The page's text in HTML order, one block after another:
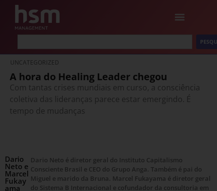
UNCATEGORIZED
A hora do Healing Leader chegou
Com tantas crises mundiais em curso, a consciência
coletiva das lideranças parece estar emergindo. É
tempo de mudanças
Dario
Neto e
Marcel
Fukay
ama
Dario Neto é diretor geral do Instituto Capitalismo
Consciente Brasil e CEO do Grupo Anga. Também é pai do
Miguel e marido da Bruna. Marcel Fukayama é diretor geral
do Sistema B Internacional e cofundador da consultoria em